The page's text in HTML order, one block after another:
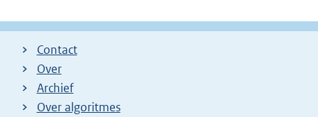
Contact
Over
Archief
Over algoritmes